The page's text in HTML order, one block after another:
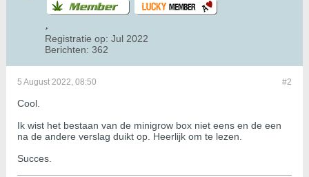
Registratie op: Jul 2022
Berichten: 362
#2
5 August 2022, 08:50
Cool.
Ik wist het bestaan van de minigrow box niet eens en de een
na de andere verslag duikt op. Heerlijk om te lezen.
Succes.